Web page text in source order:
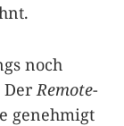
noch
Der Remote-
genehmigt